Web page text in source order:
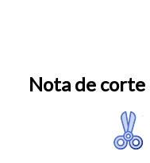
Nota de corte